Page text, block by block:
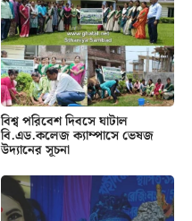
বিশ্ব পরিবেশ দিবসে ঘাটাল
বি.এড.কলেজ ক্যাম্পাসে ভেষজ
উদ্যানের সূচনা